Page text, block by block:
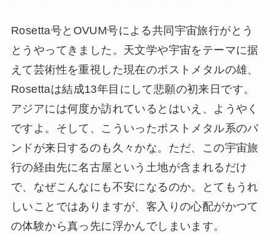
Rosetta号とOVUM号による共同宇宙旅行がとう
とうやってきました。天文学や宇宙をテーマに据
えて芸術性を重視した現在のポストメタルの雄、
Rosettaは結成13年目にして悲願の初来日です。
アジアには何度か訪れているとはいえ、ようやく
ですよ。そして、こういったポストメタル系のバ
ンドが来日するのも久々かな。ただ、この宇宙旅
行の経由先に名古屋という土地が含まれるだけ
で、なぜこんなにも不安になるのか。とてもうれ
しいことではありますが、客入りの心配がかつて
の体験から真っ先に浮かんでしまいます。